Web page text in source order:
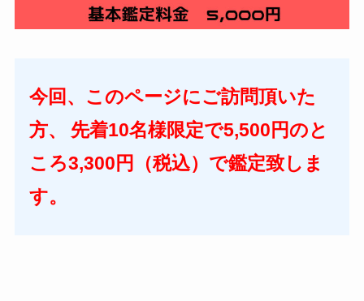
今回、このページにご訪問頂いた
方、
先着10名様限定で5,500円のと
ころ3,300円（税込）で鑑定致しま
す。